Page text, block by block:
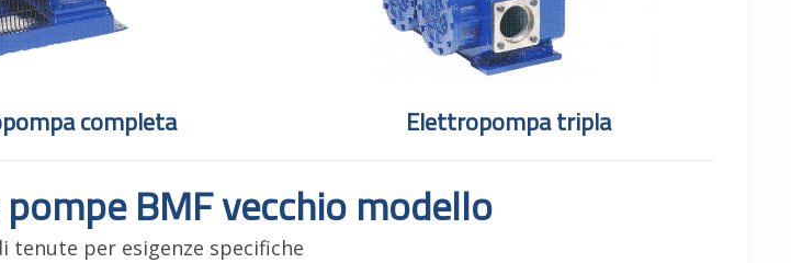
completa Elettropompa tripla
BMF vecchio modello
tenute per esigenze specifiche